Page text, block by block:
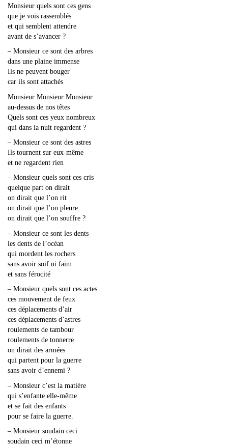
Monsieur quels sont ces gens
que je vois rassemblés
et qui semblent attendre
avant de s’avancer ?
– Monsieur ce sont des arbres
dans une plaine immense
Ils ne peuvent bouger
car ils sont attachés
Monsieur Monsieur Monsieur
au-dessus de nos têtes
Quels sont ces yeux nombreux
qui dans la nuit regardent ?
– Monsieur ce sont des astres
Ils tournent sur eux-même
et ne regardent rien
– Monsieur quels sont ces cris
quelque part on dirait
on dirait que l’on rit
on dirait que l’on pleure
on dirait que l’on souffre ?
– Monsieur ce sont les dents
les dents de l’océan
qui mordent les rochers
sans avoir soif ni faim
et sans férocité
– Monsieur quels sont ces actes
ces mouvement de feux
ces déplacements d’air
ces déplacements d’astres
roulements de tambour
roulements de tonnerre
on dirait des armées
qui partent pour la guerre
sans avoir d’ennemi ?
– Monsieur c’est la matière
qui s’enfante elle-même
et se fait des enfants
pour se faire la guerre.
– Monsieur soudain ceci
soudain ceci m’étonne